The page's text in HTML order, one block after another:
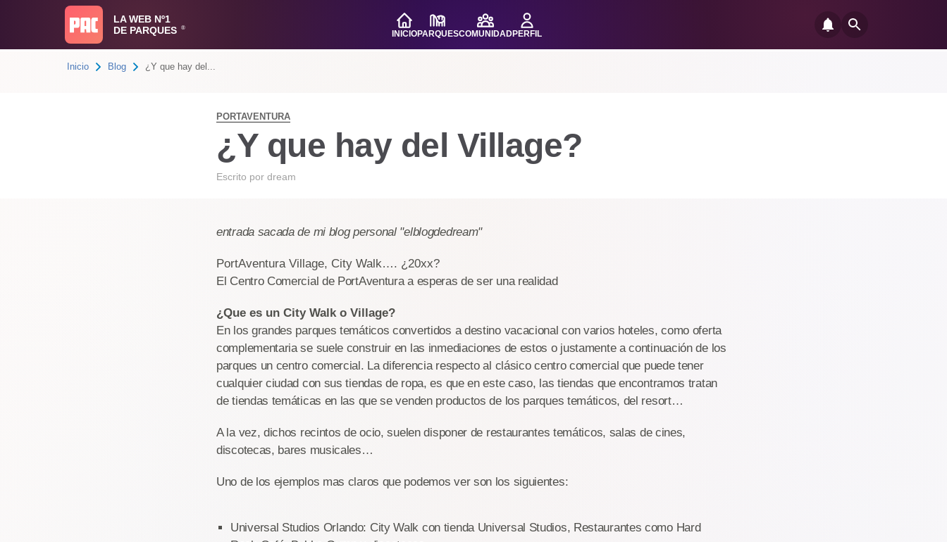
LA WEB Nº1
DE PARQUES
®
INICIOPARQUESCOMUNIDADPERFIL
Inicio Blog ¿Y que hay del...
PORTAVENTURA
¿Y que hay del Village?
Escrito por dream
entrada sacada de mi blog personal "elblogdedream"
PortAventura Village, City Walk…. ¿20xx?
El Centro Comercial de PortAventura a esperas de ser una realidad
¿Que es un City Walk o Village?
En los grandes parques temáticos convertidos a destino vacacional con varios hoteles, como oferta
complementaria se suele construir en las inmediaciones de estos o justamente a continuación de los
parques un centro comercial. La diferencia respecto al clásico centro comercial que puede tener
cualquier ciudad con sus tiendas de ropa, es que en este caso, las tiendas que encontramos tratan
de tiendas temáticas en las que se venden productos de los parques temáticos, del resort…
A la vez, dichos recintos de ocio, suelen disponer de restaurantes temáticos, salas de cines,
discotecas, bares musicales…
Uno de los ejemplos mas claros que podemos ver son los siguientes:
Universal Studios Orlando: City Walk con tienda Universal Studios, Restaurantes como Hard